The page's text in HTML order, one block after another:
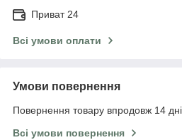
Приват 24
Всі умови оплати
Умови повернення
Повернення товару впродовж 14
Всі умови повернення